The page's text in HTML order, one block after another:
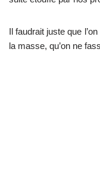
Il faudrait juste que
la masse, qu’on ne